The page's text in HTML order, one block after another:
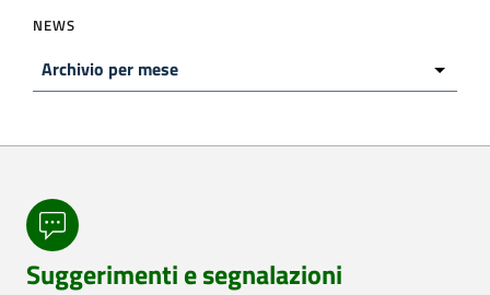
NEWS
Suggerimenti e segnalazioni